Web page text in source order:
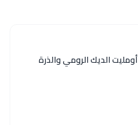
الديك الرومي والذرة